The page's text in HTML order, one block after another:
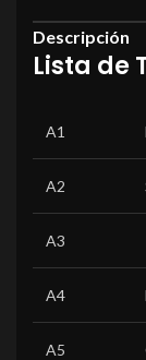
Descripción
Lista de
A1
A2
A3
A4
A5